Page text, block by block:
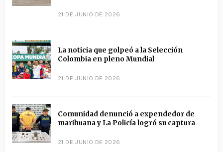
21 DE JUNIO DE 2026
La noticia que golpeó a la Selección
Colombia en pleno Mundial
21 DE JUNIO DE 2026
Comunidad denunció a expendedor de
marihuana y La Policía logró su captura
21 DE JUNIO DE 2026